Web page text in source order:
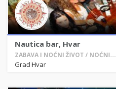
Nautica bar, Hvar
ZABAVA I NOĆNI ŽIVOT / NOĆNI...
Grad Hvar